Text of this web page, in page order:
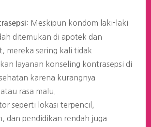
: Meskipun kondom laki-laki
ditemukan di apotek dan
mereka sering kali tidak
layanan konseling kontrasepsi di
karena kurangnya
rasa malu.
seperti lokasi terpencil,
dan pendidikan rendah juga